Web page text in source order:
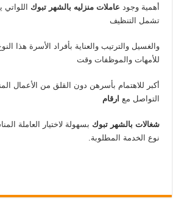
أهمية وجود عاملات منزليه بالشهر تبوك
تشمل التنظيف
والغسيل والترتيب والعناية بأفراد الأسرة هذا
للأمهات والموظفات وقت
أكبر للاهتمام بأسرهن دون القلق من الأعمال
التواصل مع ارقام
شغالات بالشهر تبوك بسهولة لاختيار العاملة
نوع الخدمة المطلوبة.